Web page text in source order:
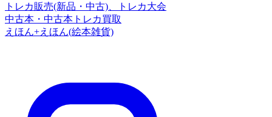
トレカ販売(新品・中古)、トレカ大会
中古本・中古本トレカ買取
えほん+えほん(絵本雑貨)